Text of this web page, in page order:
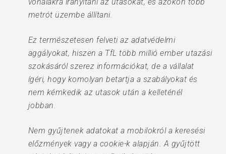
metrót üzembe állítani.
Ez természetesen felveti az adatvédelmi
aggályokat, hiszen a TfL több millió ember utazási
szokásáról szerez információkat, de a vállalat
ígéri, hogy komolyan betartja a szabályokat és
nem kémkedik az utasok után a kelleténél
jobban.
Nem gyűjtenek adatokat a mobilokról a keresési
előzmények vagy a cookie-k alapján. A gyűjtött